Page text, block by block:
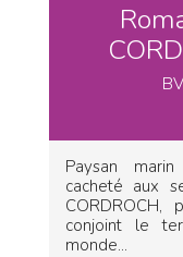
Paysan
cacheté aux
conjoint le
monde...